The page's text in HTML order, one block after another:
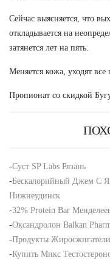
Сейчас выясняется, что
откладывается на
затянется лет на пять.
Меняется кожа, уходят
Пропионат со скидкой
-Суст SP Labs Рязань
-Бескалорийный Джем С
Нижнеудинск
-32% Protein Bar
-Оксандролон Balkan
-Продукты Жиросжигатели
-Купить Микс